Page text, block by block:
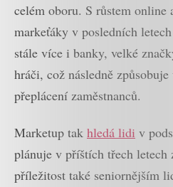
celém oboru. S růstem
markeťáky v posledních
stále více i banky, velké
hráči, což následně
přeplácení zaměstnanců.
Marketup tak hledá lidi v
plánuje v příštích třech letech
příležitost také seniornějším